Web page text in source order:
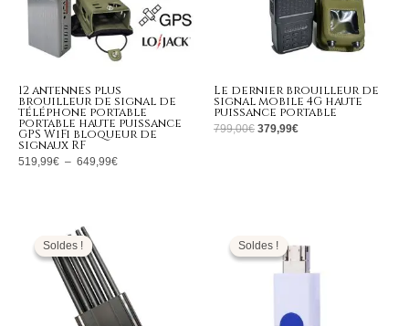
12 antennes plus
brouilleur de signal de
téléphone portable
portable haute puissance
GPS WiFi bloqueur de
signaux RF
519,99€ – 649,99€
Le dernier brouilleur de
signal mobile 4G haute
puissance portable
799,00€ 379,99€
Soldes !
Soldes !
prix
initial
était :
1.399,00€.
Soldes !
Soldes !
initial
était :
139,00€.
est :
63,99€.